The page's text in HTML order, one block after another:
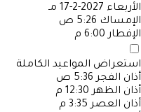
الأربعاء 2027-2-17 مـ
الإمساك 5:26 ص
الإفطار 6:00 م
استعراض المواعيد الكاملة
أذان الفجر 5:36 ص
أذان الظهر 12:30 م
أذان العصر 3:35 م